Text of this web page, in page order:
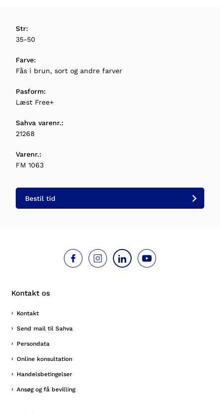
Str:
35-50
Farve:
Fås i brun, sort og andre farver
Pasform:
Læst Free+
Sahva varenr.:
21268
Varenr.:
FM 1063
Bestil tid
Kontakt os
Kontakt
Send mail til Sahva
Persondata
Online konsultation
Handelsbetingelser
Ansøg og få bevilling